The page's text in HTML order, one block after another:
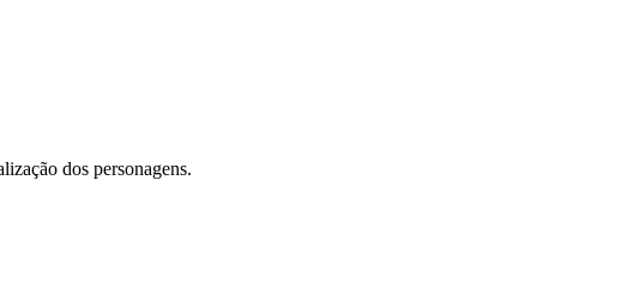
dos personagens.